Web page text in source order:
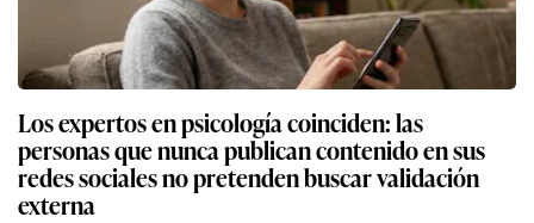
Los expertos en psicología coinciden: las
personas que nunca publican contenido en sus
redes sociales no pretenden buscar validación
externa